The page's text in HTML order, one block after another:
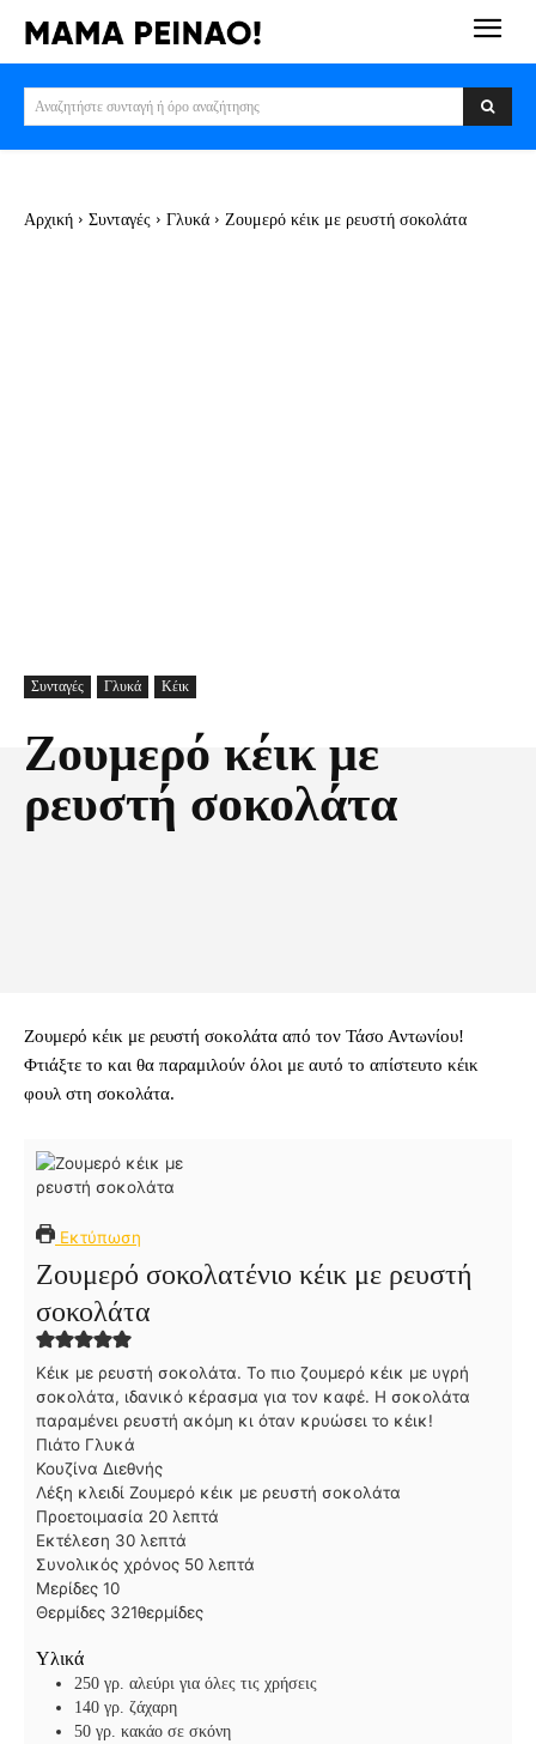
Αναζητήστε συνταγή ή όρο αναζήτησης
Αρχική Συνταγές Γλυκά Ζουμερό κέικ με ρευστή σοκολάτα
Συνταγές Γλυκά Κέικ
Ζουμερό κέικ με
ρευστή σοκολάτα
Ζουμερό κέικ με ρευστή σοκολάτα από τον Τάσο Αντωνίου!
Φτιάξτε το και θα παραμιλούν όλοι με αυτό το απίστευτο κέικ
φουλ στη σοκολάτα.
Εκτύπωση
Ζουμερό σοκολατένιο κέικ με ρευστή
σοκολάτα
Κέικ με ρευστή σοκολάτα. Το πιο ζουμερό κέικ με υγρή
σοκολάτα, ιδανικό κέρασμα για τον καφέ. Η σοκολάτα
παραμένει ρευστή ακόμη κι όταν κρυώσει το κέικ!
Πιάτο Γλυκά
Κουζίνα Διεθνής
Λέξη κλειδί Ζουμερό κέικ με ρευστή σοκολάτα
Προετοιμασία 20λ
ε
π
ά
λεπτά
Εκτέλεση 30λ
ε
τ
λεπτά
Συνολικός χρόνος 50λ
π
λεπτά
Μερίδες 10
Θερμίδες 321θερμίδες
Υλικά
250 γρ. αλεύρι για όλες τις χρήσεις
140 γρ. ζάχαρη
50 γρ. κακάο σε σκόνη